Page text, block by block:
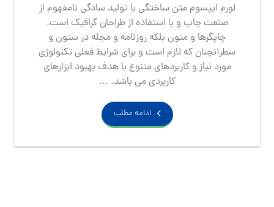
لورم ایپسوم متن ساختگی با تولید سادگی نامفهوم از
صنعت چاپ و با استفاده از طراحان گرافیک است.
چاپگرها و متون بلکه روزنامه و مجله در ستون و
سطرآنچنان که لازم است و برای شرایط فعلی تکنولوژی
مورد نیاز و کاربردهای متنوع با هدف بهبود ابزارهای
کاربردی می باشد. ...
ادامه مطلب